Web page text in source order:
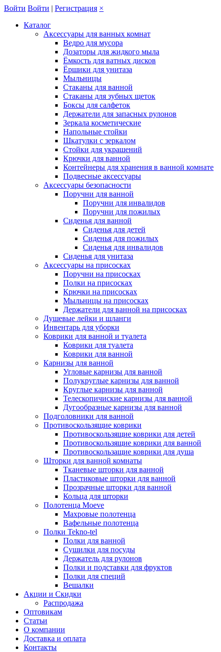
Войти Войти | Регистрация ×
Каталог
Аксессуары для ванных комнат
Ведро для мусора
Дозаторы для жидкого мыла
Ёмкость для ватных дисков
Ёршики для унитаза
Мыльницы
Стаканы для ванной
Стаканы для зубных щеток
Боксы для салфеток
Держатели для запасных рулонов
Зеркала косметические
Напольные стойки
Шкатулки с зеркалом
Стойки для украшений
Крючки для ванной
Контейнеры для хранения в ванной комнате
Подвесные аксессуары
Аксессуары безопасности
Поручни для ванной
Поручни для инвалидов
Поручни для пожилых
Сиденья для ванной
Сиденья для детей
Сиденья для пожилых
Сиденья для инвалидов
Сиденья для унитаза
Аксессуары на присосках
Поручни на присосках
Полки на присосках
Крючки на присосках
Мыльницы на присосках
Держатели для ванной на присосках
Душевые лейки и шланги
Инвентарь для уборки
Коврики для ванной и туалета
Коврики для туалета
Коврики для ванной
Карнизы для ванной
Угловые карнизы для ванной
Полукруглые карнизы для ванной
Круглые карнизы для ванной
Телескопичиские карнизы для ванной
Дугообразные карнизы для ванной
Подголовники для ванной
Противоскользящие коврики
Противоскользящие коврики для детей
Противоскользящие коврики для ванной
Противоскользащие коврики для душа
Шторки для ванной комнаты
Тканевые шторки для ванной
Пластиковые шторки для ванной
Прозрачные шторки для ванной
Кольца для шторки
Полотенца Moeve
Махровые полотенца
Вафельные полотенца
Полки Tekno-tel
Полки для ванной
Сушилки для посуды
Держатель для рулонов
Полки и подставки для фруктов
Полки для специй
Вешалки
Акции и Скидки
Распродажа
Оптовикам
Статьи
О компании
Доставка и оплата
Контакты